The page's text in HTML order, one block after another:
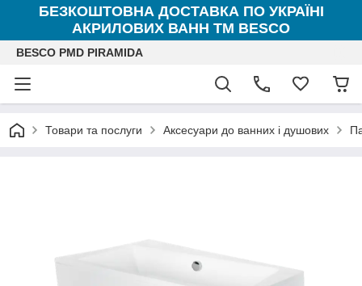
БЕЗКОШТОВНА ДОСТАВКА ПО УКРАЇНІ
АКРИЛОВИХ ВАНН ТМ BESCO
BESCO PMD PIRAMIDA
Товари та послуги Аксесуари до ванних і душових